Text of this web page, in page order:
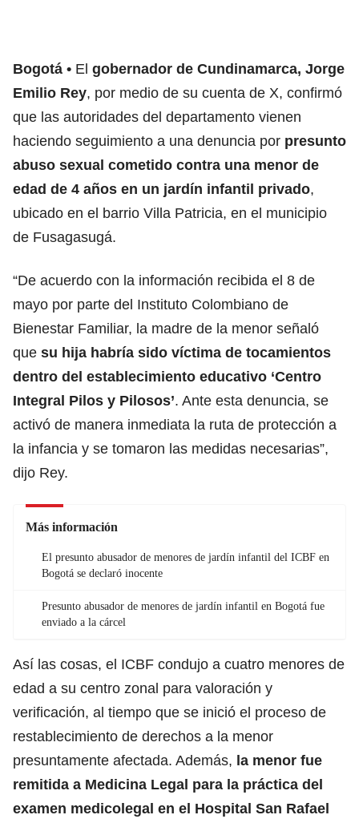
Bogotá El gobernador de Cundinamarca, Jorge
Emilio Rey, por medio de su cuenta de X, confirmó
que las autoridades del departamento vienen
haciendo seguimiento a una denuncia por presunto
abuso sexual cometido contra una menor de
edad de 4 años en un jardín infantil privado,
ubicado en el barrio Villa Patricia, en el municipio
de Fusagasugá.
“De acuerdo con la información recibida el 8 de
mayo por parte del Instituto Colombiano de
Bienestar Familiar, la madre de la menor señaló
que su hija habría sido víctima de tocamientos
dentro del establecimiento educativo ‘Centro
Integral Pilos y Pilosos’. Ante esta denuncia, se
activó de manera inmediata la ruta de protección a
la infancia y se tomaron las medidas necesarias”,
dijo Rey.
Más información
El presunto abusador de menores de jardín infantil del ICBF en
Bogotá se declaró inocente
Presunto abusador de menores de jardín infantil en Bogotá fue
enviado a la cárcel
Así las cosas, el ICBF condujo a cuatro menores de
edad a su centro zonal para valoración y
verificación, al tiempo que se inició el proceso de
restablecimiento de derechos a la menor
presuntamente afectada. Además, la menor fue
remitida a Medicina Legal para la práctica del
examen medicolegal en el Hospital San Rafael